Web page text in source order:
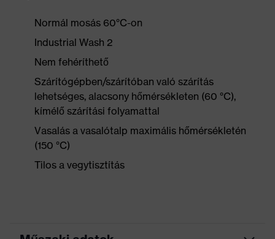
Normál mosás 60°C-on
Industrial Wash 2
Nem fehéríthető
Szárítógépben/szárítóban való szárítás
lehetséges, alacsony hőmérsékleten (60 °C),
kímélő szárítási folyamattal
Vasalás a vasalótalp maximális hőmérsékletén
(150 °C)
Tilos a vegytisztítás